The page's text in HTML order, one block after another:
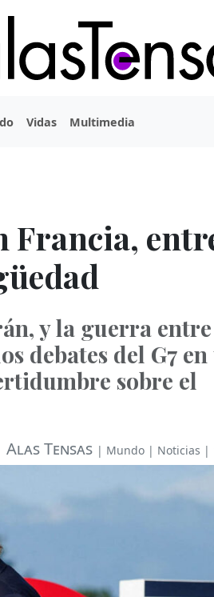
Vidas Multimedia
Francia,
y la guerra entre
debates del G7
sobre el
Alas Tensas | Mundo | Noticias |